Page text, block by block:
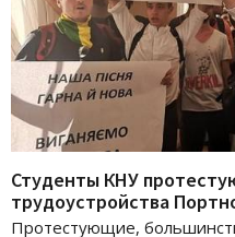
Студенты КНУ
трудоустройства
Протестующие,